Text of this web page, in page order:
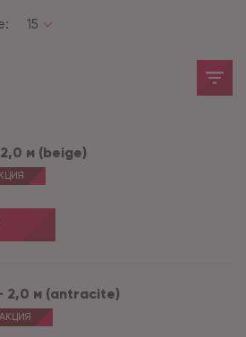
15
м (beige)
2,0 м (antracite)
АКЦИЯ